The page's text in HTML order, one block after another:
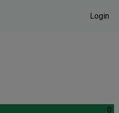
Login
0